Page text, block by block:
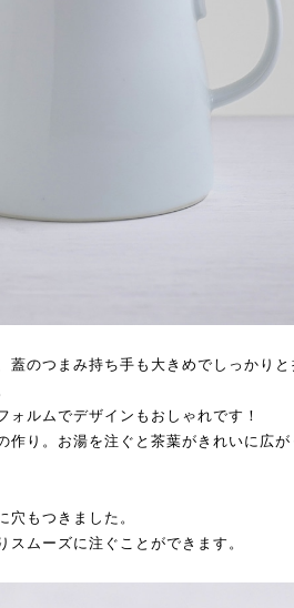
蓋のつまみ持ち手も大きめでしっかりと
ォルムでデザインもおしゃれです！
作り。お湯を注ぐと茶葉がきれいに広が
穴もつきました。
ムーズに注ぐことができます。